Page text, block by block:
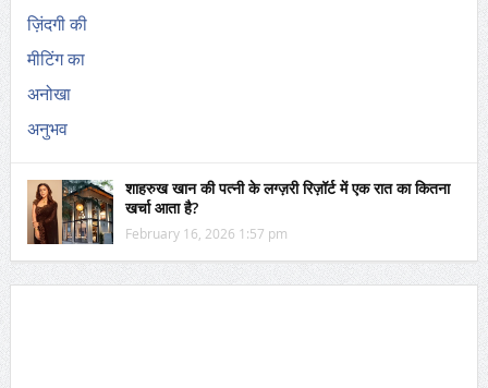
शाहरुख खान की पत्नी के लग्ज़री रिज़ॉर्ट में एक रात का कितना
खर्चा आता है?
February 16, 2026 1:57 pm